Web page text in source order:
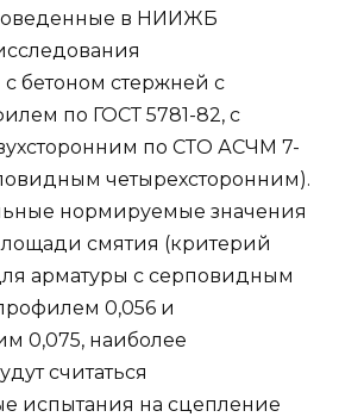
в НИИЖБ
бетоном стержней с
по ГОСТ 5781-82, с
по СТО АСЧМ 7-
четырехсторонним).
нормируемые значения
смятия (критерий
арматуры с серповидным
0,056 и
0,075, наиболее
считаться
испытания на сцепление